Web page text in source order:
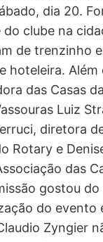
dia 20.
clube na
de trenzinho
hoteleira.
das Casas
Luiz
diretora
Rotary e
das
gostou do
do evento
Zyngier